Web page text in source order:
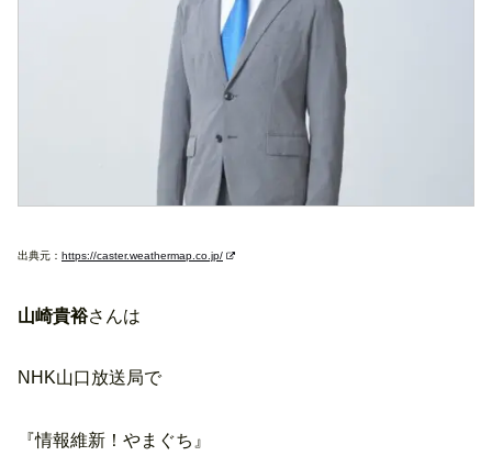
出典元： https://caster.weathermap.co.jp/
山崎貴裕さんは
NHK山口放送局で
『情報維新！やまぐち』